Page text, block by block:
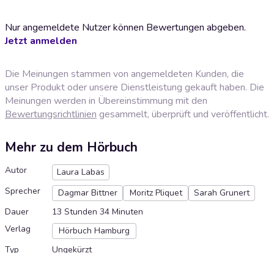
Nur angemeldete Nutzer können Bewertungen abgeben.
Jetzt anmelden
Die Meinungen stammen von angemeldeten Kunden, die
unser Produkt oder unsere Dienstleistung gekauft haben. Die
Meinungen werden in Übereinstimmung mit den
Bewertungsrichtlinien gesammelt, überprüft und veröffentlicht.
Mehr zu dem Hörbuch
Autor
Laura Labas
Sprecher
Dagmar Bittner Moritz Pliquet
Sarah Grunert
Dauer
13 Stunden 34 Minuten
Verlag
Hörbuch Hamburg
Typ
Ungekürzt